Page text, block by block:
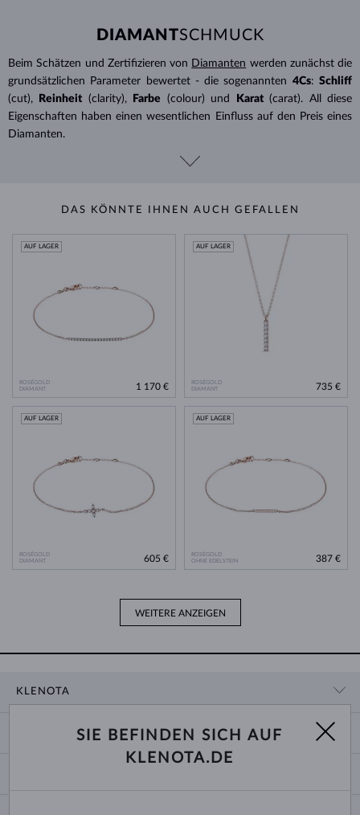
DIAMANTSCHMUCK
Beim Schätzen und Zertifizieren von Diamanten werden zunächst die
grundsätzlichen Parameter bewertet - die sogenannten 4Cs: Schliff
(cut),
Reinheit (clarity), Farbe (colour) und Karat (carat). All diese
Eigenschaften haben einen wesentlichen Einfluss auf den Preis eines
Diamanten.
DAS KÖNNTE IHNEN AUCH GEFALLEN
ROSÉGOLD
DIAMANT
AUF LAGER
1 170 €
ROSÉGOLD
DIAMANT
AUF LAGER
735 €
ROSÉGOLD
DIAMANT
AUF LAGER
605 €
ROSÉGOLD
OHNE EDELSTEIN
AUF LAGER
387 €
WEITERE ANZEIGEN
KLENOTA
ZAHLUNG UND VERSAND
SIE BEFINDEN SICH AUF
KLENOTA.DE